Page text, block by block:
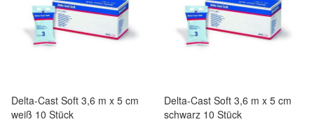
Delta-Cast Soft 3,6 m x 5 cm
weiß 10 Stück
Delta-Cast Soft 3,6 m x 5 cm
schwarz 10 Stück